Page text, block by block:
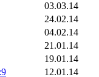
03.03.14
24.02.14
04.02.14
21.01.14
19.01.14
12.01.14